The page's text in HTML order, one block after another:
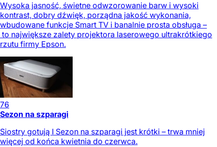
Wysoka jasność, świetne odwzorowanie barw i wysoki
kontrast, dobry dźwięk, porządna jakość wykonania,
wbudowane funkcje Smart TV i banalnie prosta obsługa –
to największe zalety projektora laserowego ultrakrótkiego
rzutu firmy Epson.
76
Sezon na szparagi
Siostry gotują I Sezon na szparagi jest krótki – trwa mniej
więcej od końca kwietnia do czerwca.